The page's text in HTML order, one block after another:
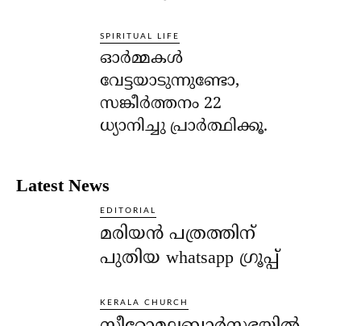
SPIRITUAL LIFE
ഓര്‍മ്മകള്‍
വേട്ടയാടുന്നുണ്ടോ,
സങ്കീര്‍ത്തനം 22
ധ്യാനിച്ചു പ്രാര്‍ത്ഥിക്കൂ.
Latest News
EDITORIAL
മരിയൻ പത്രത്തിന്
പുതിയ whatsapp ഗ്രൂപ്പ്
KERALA CHURCH